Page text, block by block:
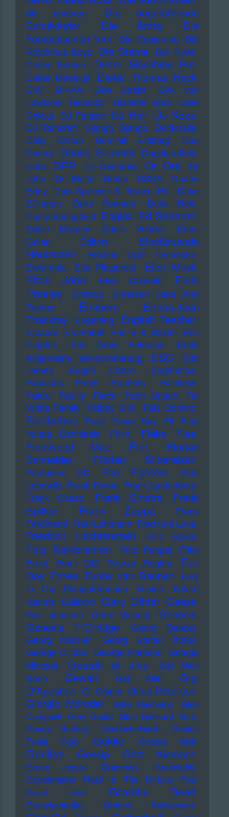
die anderen
Die angefahrenen
Schulkinder
Die Ärzte
Die
Fantastischen Vier Die Regierung Die
Rhythmus Boys Die Sterne Die Türen
Dieter Bohlen
Dieter Maschine Birr
Dieter Moebius Dieter Thomas Heck
DiIV DIKKA Dire Straits
Dirk von
Lowtzow
Disarstar Disaster Area
Dixie
Chicks DJ Fetisch DJ Hell DJ Koze
DJ Tomcraft Django Django
Doctorella
Dolly Parton
Dominik Eulberg
Don
Cherry Donna Summer Dopplereffekt
Dota
DPP Dr Demento Dr Dre
Dr
John
Dr Motte Drake DSDS
Duane
Eddy
Dub Spencer & Trance Hill
Duke
Ellington
Duke Pearson
Duke Reid
Dusty Springfield Eagles Ed Sheeran
Eddie Murphy Eddie Vedder
Eden
Golan
Editors
Einstürzende
Neubauten
Electric Light Orchestra
Electronic
Ella Fitzgerald Elon Musk
Elton John Elvis Costello
Elvis
Presley
Embryo
Emerson Lake And
Palmer
Eminem
Emma-Jean
Thackray
Engerling English Teacher
Erasure Erdmöbel Eric B & Rakim Eric
Clapton
Eric Drew Feldman
Erste
Allgemeine Verunsicherung
ESC
Etta
James
Eugen Cicero
Eurythmics
Fabulous Freak Brothers
Faithless
Falco Family Farce Farin Urlaub
Fat
White Family Fatboy Slim Fats Domino
Fehlfarben Feist Fever Ray Fil
Fine
Young Cannibals
FINK Flake
Flea
Fleetwood Mac
Fler
Florian
Schneider
Florian Silbereisen
Fontaines DC Foo Fighters
Fran
Lebowitz Frank Farian Frank Laufenberg
Frank Ocean
Frank Sinatra
Frank
Spilker
Frank Zappa
Franz
Ferdinand Frau Lehmann Fred und Luna
Friedrich Liechtenstein Fritz Egner
Fritz Kalkbrenner Fritz Puppel
Fritzi
Ernst
Front 242 Fuerza Regida
Fun
Boy Three Funny van Dannen Fury
In The Slaughterhouse
Fusion
Future
Islands Galliano Gary Glitter Geese
Geir Jenssen Gene Vincent
Genesis
Genesis P-Orridge
Georg Danzer
Georg Kreisler
Georg Stefan Troller
George Clinton George Harrison George
Michael
Gestalt et Jive
Get Well
Soon
Gewalt GG Allin
Gigi
D'Agostino Gil Ofarim Giles Peterson
Giorgio Moroder
Gitte Haenning
Glen
Campbell Glen Gould Glen Hansard GLS
Gnarls Barkley
Goebbels/Harth
Golden
Pudel Club
Goldie Goodie Mob
Gorillaz Gossip Götz Alsmann
Grace Jones Grammys
Grandaddy
Grandmaster Flash & The Furious Five
Grant Hart
Grateful Dead
Grenzkontrolle Grether Schwestern